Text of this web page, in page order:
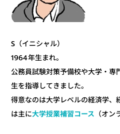
S（イニシャル）
1964年生まれ。
公務員試験対策予備校や大学・専
生を指導してきました。
得意なのは大学レベルの経済学、
は主に大学授業補習コース （オン